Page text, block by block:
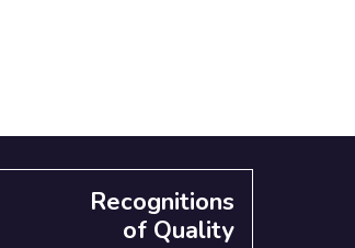
Recognitions
of Quality